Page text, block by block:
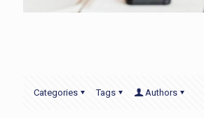
Categories Tags Authors